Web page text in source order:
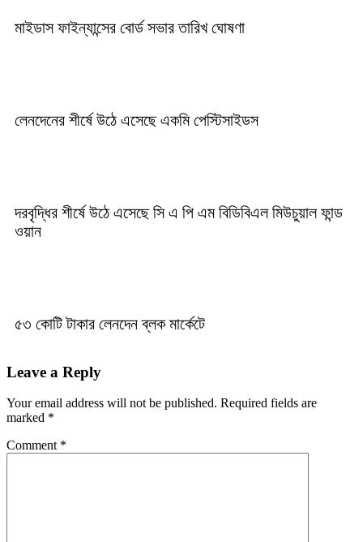
মাইডাস ফাইন্যান্সের বোর্ড সভার তারিখ ঘোষণা
লেনদেনের শীর্ষে উঠে এসেছে একমি পেস্টিসাইডস
দরবৃদ্ধির শীর্ষে উঠে এসেছে সি এ পি এম বিডিবিএল মিউচুয়াল ফান্ড
ওয়ান
৫৩ কোটি টাকার লেনদেন ব্লক মার্কেটে
Leave a Reply
Your email address will not be published. Required fields are
marked *
Comment *